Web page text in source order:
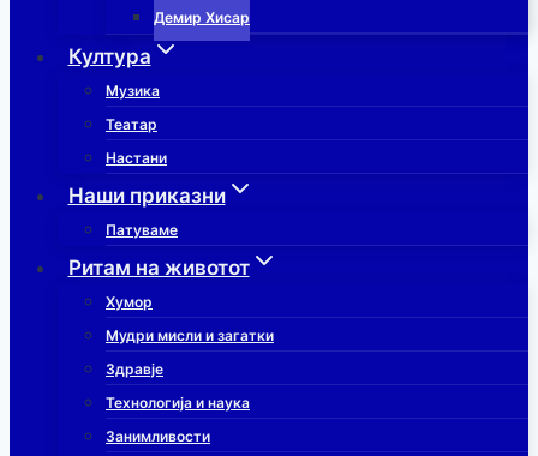
Демир Хисар
Култура
Музика
Театар
Настани
Наши приказни
Патуваме
Ритам на животот
Хумор
Мудри мисли и загатки
Здравје
Технологија и наука
Занимливости